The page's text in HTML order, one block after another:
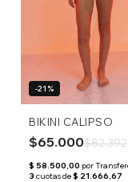
-21%
BIKINI CALIPSO
$65.000$82.392